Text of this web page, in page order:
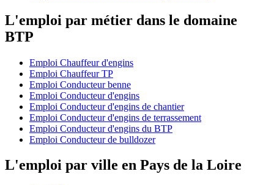
L'emploi par métier dans le domaine
BTP
Emploi Chauffeur d'engins
Emploi Chauffeur TP
Emploi Conducteur benne
Emploi Conducteur d'engins
Emploi Conducteur d'engins de chantier
Emploi Conducteur d'engins de terrassement
Emploi Conducteur d'engins du BTP
Emploi Conducteur de bulldozer
L'emploi par ville en Pays de la Loire